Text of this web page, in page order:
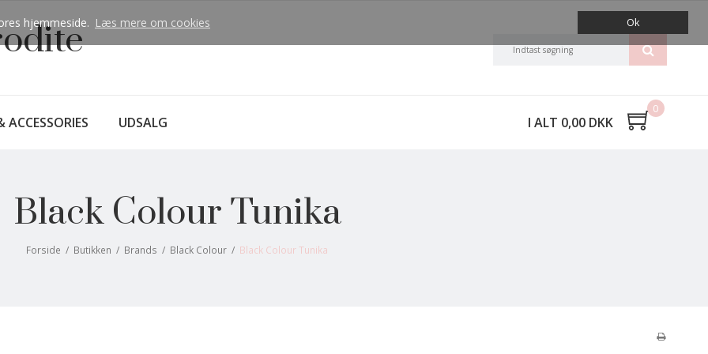
hjemmeside. Læs mere om cookies Ok
ACCESSORIES UDSALG I ALT 0,00 DKK
0
Black Colour Tunika
Forside / Butikken / Brands / Black Colour / Black Colour Tunika